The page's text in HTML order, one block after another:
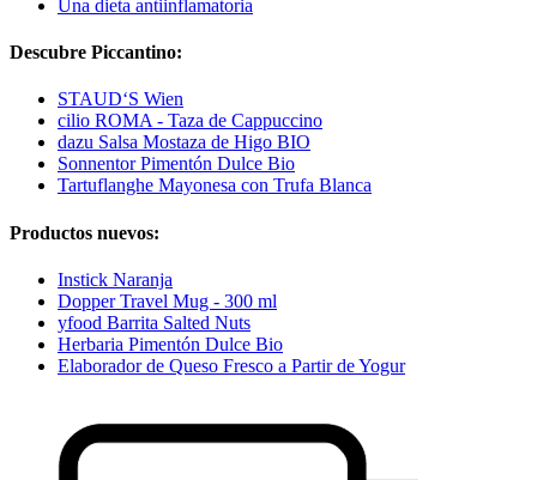
Una dieta antiinflamatoria
Descubre Piccantino:
STAUD‘S Wien
cilio ROMA - Taza de Cappuccino
dazu Salsa Mostaza de Higo BIO
Sonnentor Pimentón Dulce Bio
Tartuflanghe Mayonesa con Trufa Blanca
Productos nuevos:
Instick Naranja
Dopper Travel Mug - 300 ml
yfood Barrita Salted Nuts
Herbaria Pimentón Dulce Bio
Elaborador de Queso Fresco a Partir de Yogur